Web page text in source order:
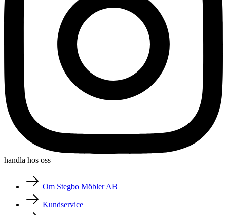
handla hos oss
Om Stegbo Möbler AB
Kundservice